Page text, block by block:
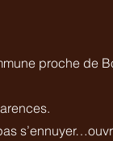
proche de